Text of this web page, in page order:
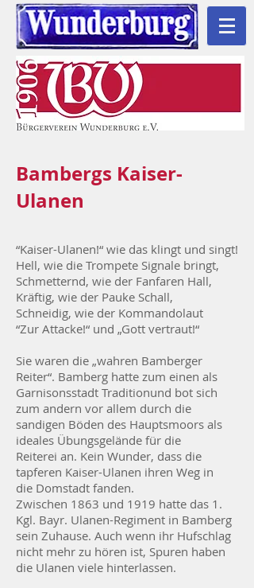
Bambergs Kaiser-
Ulanen
“Kaiser-Ulanen!“ wie das klingt und singt!
Hell, wie die Trompete Signale bringt,
Schmetternd, wie der Fanfaren Hall,
Kräftig, wie der Pauke Schall,
Schneidig, wie der Kommandolaut
“Zur Attacke!“ und „Gott vertraut!“
Sie waren die „wahren Bamberger
Reiter“. Bamberg hatte zum einen als
Garnisonsstadt Traditionund bot sich
zum andern vor allem durch die
sandigen Böden des Hauptsmoors als
ideales Übungsgelände für die
Reiterei an. Kein Wunder, dass die
tapferen Kaiser-Ulanen ihren Weg in
die Domstadt fanden.
Zwischen 1863 und 1919 hatte das 1.
Kgl. Bayr. Ulanen-Regiment in Bamberg
sein Zuhause. Auch wenn ihr Hufschlag
nicht mehr zu hören ist, Spuren haben
die Ulanen viele hinterlassen.